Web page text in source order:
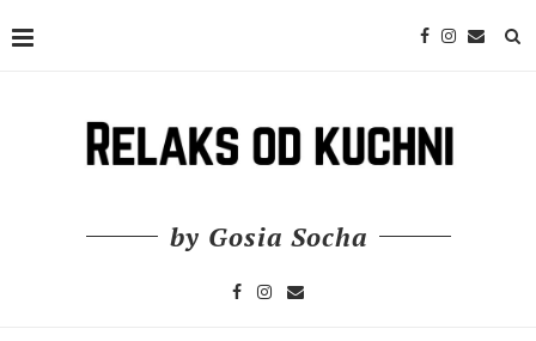
by Gosia Socha